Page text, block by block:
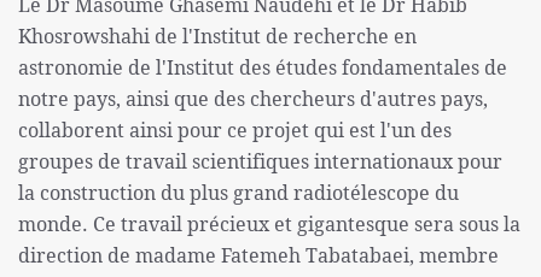
Khosrowshahi de l'Institut de recherche en
astronomie de l'Institut des études fondamentales de
notre pays, ainsi que des chercheurs d'autres pays,
collaborent ainsi pour ce projet qui est l'un des
groupes de travail scientifiques internationaux pour
la construction du plus grand radiotélescope du
monde. Ce travail précieux et gigantesque sera sous la
direction de madame Fatemeh Tabatabaei, membre